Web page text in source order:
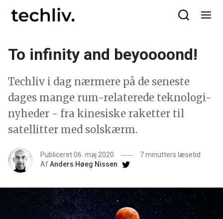
To infinity and beyoooond!
Techliv i dag nærmere på de seneste
dages mange rum-relaterede teknologi-
nyheder - fra kinesiske raketter til
satellitter med solskærm.
Publiceret 06. maj 2020
7 minutters læsetid
AfAnders Høeg Nissen